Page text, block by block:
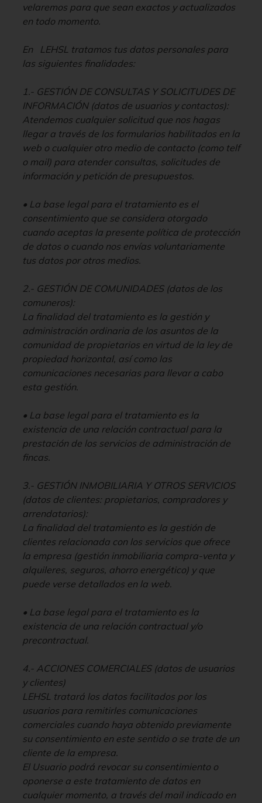
velaremos para que sean exactos y actualizados
en todo momento.
En LEHSL tratamos tus datos personales para
las siguientes finalidades:
1.- GESTIÓN DE CONSULTAS Y SOLICITUDES DE
INFORMACIÓN (datos de usuarios y contactos):
Atendemos cualquier solicitud que nos hagas
llegar a través de los formularios habilitados en la
web o cualquier otro medio de contacto (como telf
o mail) para atender consultas, solicitudes de
información y petición de presupuestos.
• La base legal para el tratamiento es el
consentimiento que se considera otorgado
cuando aceptas la presente política de protección
de datos o cuando nos envías voluntariamente
tus datos por otros medios.
2.- GESTIÓN DE COMUNIDADES (datos de los
comuneros):
La finalidad del tratamiento es la gestión y
administración ordinaria de los asuntos de la
comunidad de propietarios en virtud de la ley de
propiedad horizontal, así como las
comunicaciones necesarias para llevar a cabo
esta gestión.
• La base legal para el tratamiento es la
existencia de una relación contractual para la
prestación de los servicios de administración de
fincas.
3.- GESTIÓN INMOBILIARIA Y OTROS SERVICIOS
(datos de clientes: propietarios, compradores y
arrendatarios):
La finalidad del tratamiento es la gestión de
clientes relacionada con los servicios que ofrece
la empresa (gestión inmobiliaria compra-venta y
alquileres, seguros, ahorro energético) y que
puede verse detallados en la web.
• La base legal para el tratamiento es la
existencia de una relación contractual y/o
precontractual.
4.- ACCIONES COMERCIALES (datos de usuarios
y clientes)
LEHSL tratará los datos facilitados por los
usuarios para remitirles comunicaciones
comerciales cuando haya obtenido previamente
su consentimiento en este sentido o se trate de un
cliente de la empresa.
El Usuario podrá revocar su consentimiento o
oponerse a este tratamiento de datos en
cualquier momento, a través del mail indicado en